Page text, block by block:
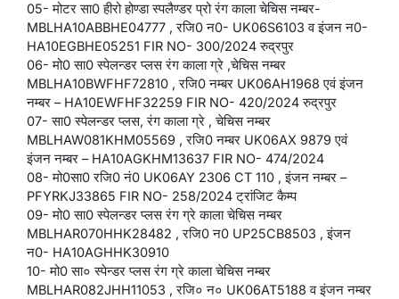
05- मोटर सा0 हीरो होण्डा स्पलैण्डर प्रो रंग काला चेचिस नम्बर-
MBLHA10ABBHE04777 , रजि0 न0- UK06S6103 व इंजन न0-
HA10EGBHE05251 FIR NO- 300/2024 रुद्रपुर
06- मो0 सा0 स्पेलन्डर प्लस रंग काला ग्रे ,चेचिस नम्बर
MBLHA10BWFHF72810 , रजि0 नम्बर UK06AH1968 एवं इंजन
नम्बर – HA10EWFHF32259 FIR NO- 420/2024 रुद्रपुर
07- सा0 स्पेलन्डर प्लस, रंग काला ग्रे , चेचिस नम्बर
MBLHAW081KHM05569 , रजि0 नम्बर UK06AX 9879 एवं
इंजन नम्बर – HA10AGKHM13637 FIR NO- 474/2024
08- मो0सा0 रजि0 नं0 UK06AY 2306 CT 110 , इंजन नम्बर –
PFYRKJ33865 FIR NO- 258/2024 ट्रांजिट कैम्प
09- मो0 सा0 स्पेलन्डर प्लस रंग ग्रे काला चेचिस नम्बर
MBLHAR070HHK28482 , रजि0 न0 UP25CB8503 , इंजन
न0- HA10AGHHK30910
10- मो0 सा० स्पेन्डर प्लस रंग ग्रे काला चेचिस नम्बर
MBLHAR082JHH11053 , रजि० न० UK06AT5188 व इंजन नम्बर